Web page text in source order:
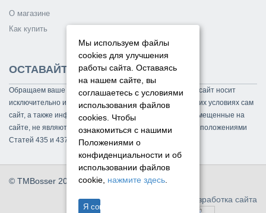
О магазине
Как купить
ОСТАВАЙТЕСЬ НА СВЯЗИ
Обращаем ваше внимание на то, что данный интернет-сайт носит
исключительно информационный характер и ни при каких условиях сам
сайт, а также информационные материалы и цены, размещенные на
сайте, не являются публичной офертой, определяемой положениями
Статей 435 и 437 Гражданского кодекса РФ.
© TMBosser 2014 - 2026. Все права защищены.
Разработка сайта
Мы используем файлы
cookies для улучшения
работы сайта. Оставаясь
на нашем сайте, вы
соглашаетесь с условиями
использования файлов
cookies. Чтобы
ознакомиться с нашими
Положениями о
конфиденциальности и об
использовании файлов
cookie, нажмите здесь
Я согласен